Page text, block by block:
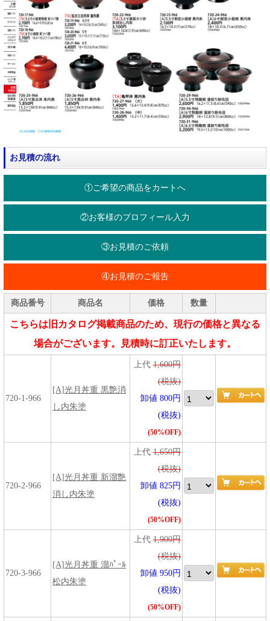
お見積の流れ
①ご希望の商品をカートへ
②お客様のプロフィール入力
③お見積のご依頼
④お見積のご報告
商品番号 商品名 価格 数量
こちらは旧カタログ掲載商品のため、現行の価格と異なる
場合がございます。見積時に訂正いたします。
720-1-966
[A]光月丼重 黒艶消
し内朱塗
上代 1,600円
(税抜)
卸値 800円
(税抜)
(50%OFF)
720-2-966
[A]光月丼重 新溜艶
消し内朱塗
上代 1,650円
(税抜)
卸値 825円
(税抜)
(50%OFF)
720-3-966
[A]光月丼重 溜ﾊﾟｰﾙ
松内朱塗
上代 1,900円
(税抜)
卸値 950円
(税抜)
(50%OFF)